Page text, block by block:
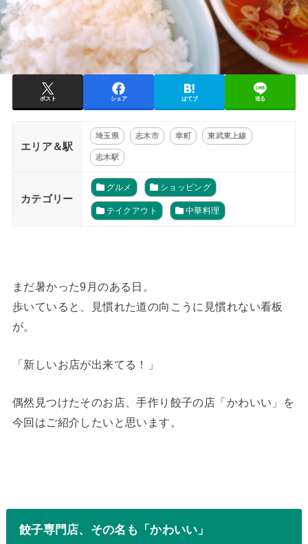
ポスト シェア はてブ 送る
エリア＆駅
埼玉県 志木市 幸町 東武東上線
志木駅
カテゴリー
グルメ ショッピング
テイクアウト 中華料理
まだ暑かった9月のある日。
歩いていると、見慣れた道の向こうに見慣れない看板
が。
「新しいお店が出来てる！」
偶然見つけたそのお店、手作り餃子の店「かわいい」を
今回はご紹介したいと思います。
餃子専門店、その名も「かわいい」